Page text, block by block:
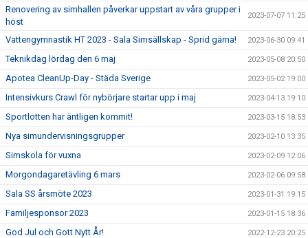
Renovering av simhallen påverkar uppstart av våra grupper i
höst
2023-07-07 11:25
Vattengymnastik HT 2023 - Sala Simsällskap - Sprid gärna! 2023-06-30 09:41
Teknikdag lördag den 6 maj 2023-05-08 20:50
Apotea CleanUp-Day - Städa Sverige 2023-05-02 19:00
Intensivkurs Crawl för nybörjare startar upp i maj 2023-04-13 19:10
Sportlotten har äntligen kommit! 2023-03-15 18:53
Nya simundervisningsgrupper 2023-02-10 13:35
Simskola för vuxna 2023-02-09 12:06
Morgondagaretävling 6 mars 2023-02-06 09:58
Sala SS årsmöte 2023 2023-01-31 19:15
Familjesponsor 2023 2023-01-15 18:36
God Jul och Gott Nytt År! 2022-12-23 20:25